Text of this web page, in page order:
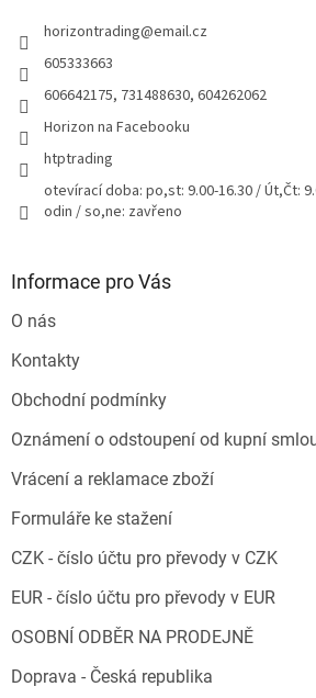
horizontrading@email.cz
605333663
606642175, 731488630, 604262062
Horizon na Facebooku
htptrading
otevírací doba: po,st: 9.00-16.30 / Út,Čt:
odin / so,ne: zavřeno
Informace pro Vás
O nás
Kontakty
Obchodní podmínky
Oznámení o odstoupení od kupní
Vrácení a reklamace zboží
Formuláře ke stažení
CZK - číslo účtu pro převody v CZK
EUR - číslo účtu pro převody v EUR
OSOBNÍ ODBĚR NA PRODEJNĚ
Doprava - Česká republika